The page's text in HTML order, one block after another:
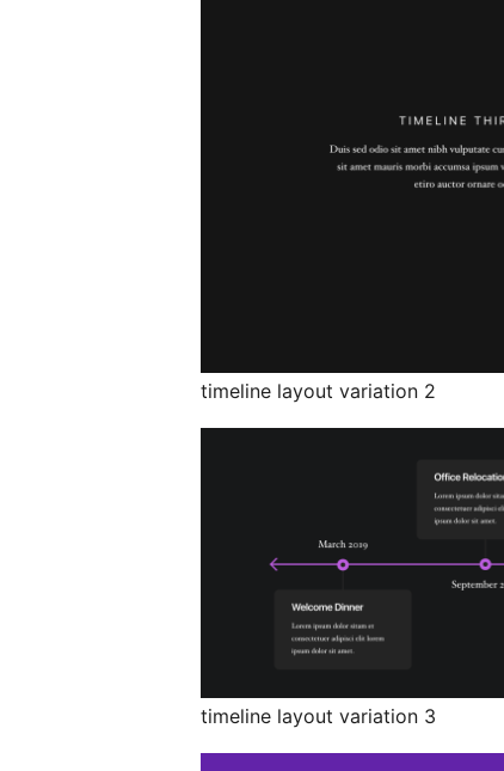
timeline layout variation 2
timeline layout variation 3